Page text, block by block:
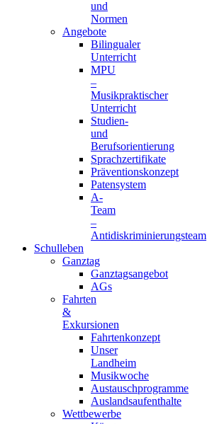
und
Normen
Angebote
Bilingualer
Unterricht
MPU
–
Musikpraktischer
Unterricht
Studien-
und
Berufsorientierung
Sprachzertifikate
Präventionskonzept
Patensystem
A-
Team
–
Antidiskriminierungsteam
Schulleben
Ganztag
Ganztagsangebot
AGs
Fahrten
&
Exkursionen
Fahrtenkonzept
Unser
Landheim
Musikwoche
Austauschprogramme
Auslandsaufenthalte
Wettbewerbe